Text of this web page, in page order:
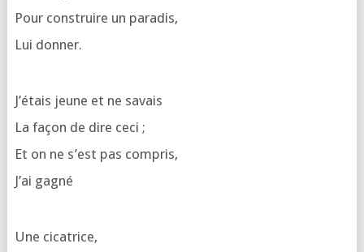
Pour construire un paradis,
Lui don­ner.
J’é­tais jeune et ne savais
La façon de dire ceci ;
Et on ne s’est pas compris,
J’ai gagné
Une cica­trice,